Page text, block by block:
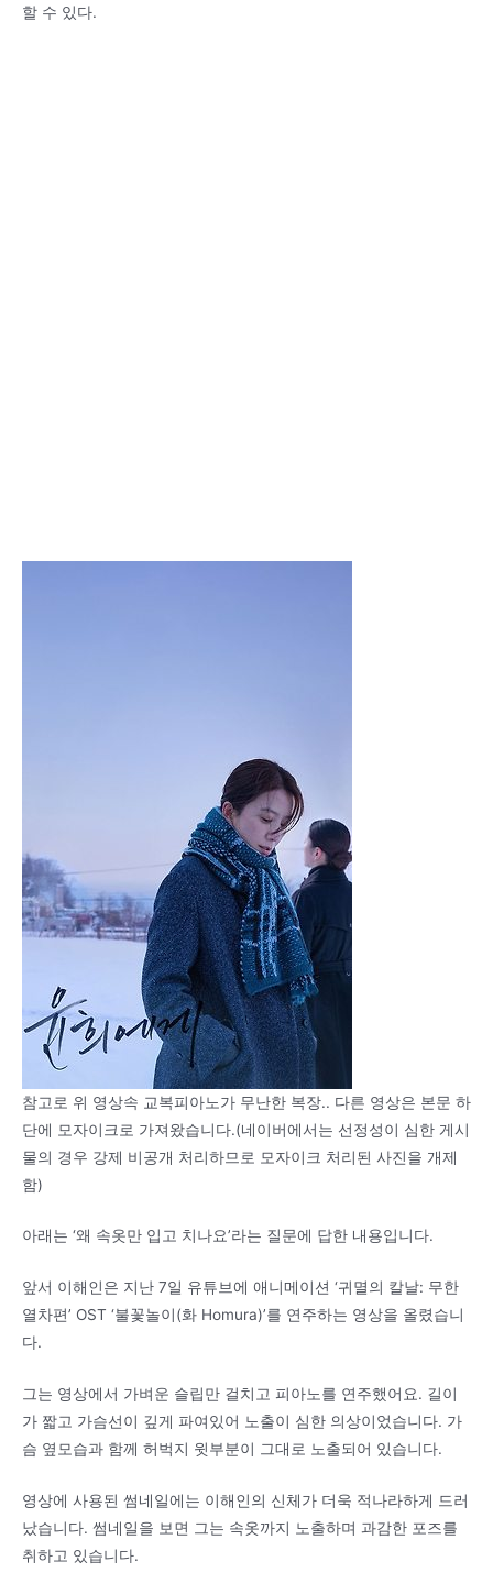
할 수 있다.
참고로 위 영상속 교복피아노가 무난한 복장.. 다른 영상은 본문 하
단에 모자이크로 가져왔습니다.(네이버에서는 선정성이 심한 게시
물의 경우 강제 비공개 처리하므로 모자이크 처리된 사진을 개제
함)
아래는 ‘왜 속옷만 입고 치나요’라는 질문에 답한 내용입니다.
앞서 이해인은 지난 7일 유튜브에 애니메이션 ‘귀멸의 칼날: 무한
열차편’ OST ‘불꽃놀이(화 Homura)’를 연주하는 영상을 올렸습니
다.
그는 영상에서 가벼운 슬립만 걸치고 피아노를 연주했어요. 길이
가 짧고 가슴선이 깊게 파여있어 노출이 심한 의상이었습니다. 가
슴 옆모습과 함께 허벅지 윗부분이 그대로 노출되어 있습니다.
영상에 사용된 썸네일에는 이해인의 신체가 더욱 적나라하게 드러
났습니다. 썸네일을 보면 그는 속옷까지 노출하며 과감한 포즈를
취하고 있습니다.